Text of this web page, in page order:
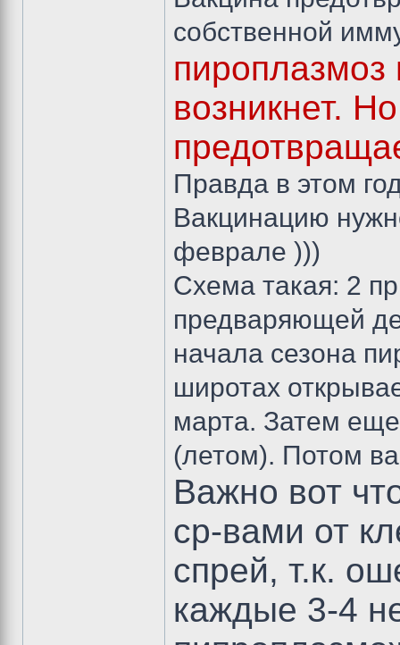
собственной
пироплазмоз
возникнет.
Правда в этом
Вакцинацию
феврале )))
Схема такая: 2
предваряющей
начала сезона
широтах
марта. Затем
(летом). Потом
Важно вот
ср-вами от
спрей, т.к.
каждые 3-4